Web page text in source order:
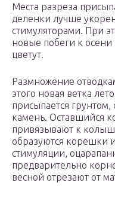
Места разреза
деленки лучше
стимуляторами. При
новые побеги к
цветут.
Размножение
этого новая ветка
присыпается
камень. Оставшийся
привязывают к
образуются корешки
стимуляции,
предварительно
весной отрезают от